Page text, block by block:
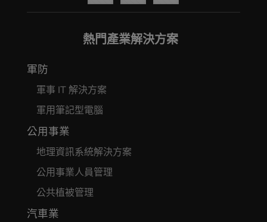
熱門產業解決方案
軍防
軍事 IT 解決方案
軍用筆記型電腦
公用事業
地理資訊系統解決方案
公用事業人員管理
公共植被管理
汽車業